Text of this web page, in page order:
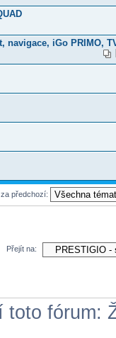
navigace, iGo PRIMO,
předchozí:
Přejít na:
toto fórum: